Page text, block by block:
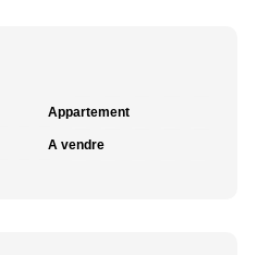
Appartement
A vendre